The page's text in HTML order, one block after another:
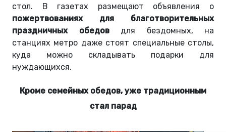
стол. В газетах размещают объявления о
пожертвованиях для благотворительных
праздничных обедовдля бездомных, на
станциях метро даже стоят специальные столы,
куда можно складывать подарки для
нуждающихся.
Кроме семейных обедов, уже традиционным
стал парад